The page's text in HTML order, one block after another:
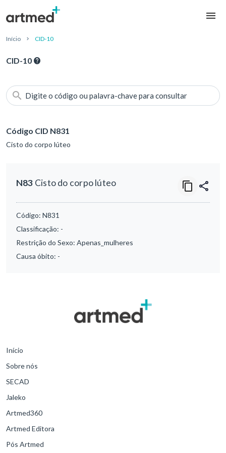
Início CID-10
CID-10
Digite o código ou palavra-chave para consultar
Código CID N831
Cisto do corpo lúteo
N83 Cisto do corpo lúteo
Código: N831
Classificação: -
Restrição do Sexo: Apenas_mulheres
Causa óbito: -
Início
Sobre nós
SECAD
Jaleko
Artmed360
Artmed Editora
Pós Artmed